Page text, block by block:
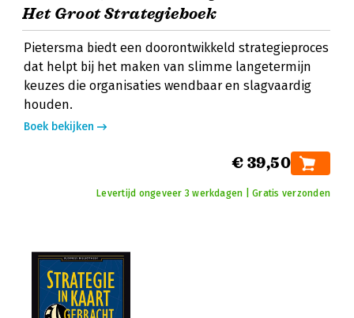
Het Groot Strategieboek
Pietersma biedt een doorontwikkeld strategieproces
dat helpt bij het maken van slimme langetermijn
keuzes die organisaties wendbaar en slagvaardig
houden.
Boek bekijken
€ 39,50
Levertijd ongeveer 3 werkdagen | Gratis verzonden